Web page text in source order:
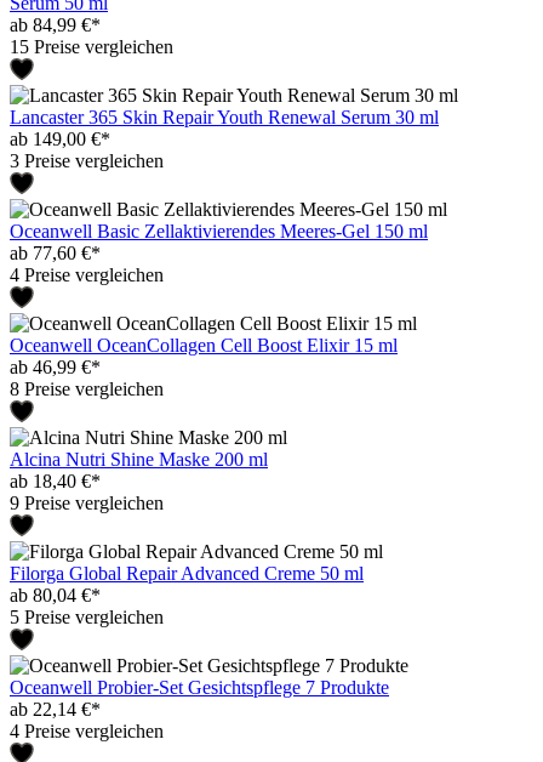
ab 84,99 €*
15 Preise vergleichen
Lancaster 365 Skin Repair Youth Renewal Serum 30 ml
ab 149,00 €*
3 Preise vergleichen
Oceanwell Basic Zellaktivierendes Meeres-Gel 150 ml
ab 77,60 €*
4 Preise vergleichen
Oceanwell OceanCollagen Cell Boost Elixir 15 ml
ab 46,99 €*
8 Preise vergleichen
Alcina Nutri Shine Maske 200 ml
ab 18,40 €*
9 Preise vergleichen
Filorga Global Repair Advanced Creme 50 ml
ab 80,04 €*
5 Preise vergleichen
Oceanwell Probier-Set Gesichtspflege 7 Produkte
ab 22,14 €*
4 Preise vergleichen